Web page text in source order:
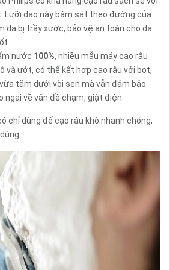
Lưỡi dao này bám sát theo đường của
da bị trầy xước, bảo vệ an toàn cho da
nước 100%, nhiều mẫu máy cạo râu
và ướt, có thể kết hợp cạo râu với bọt,
tắm dưới vòi sen mà vẫn đảm bảo
ngại về vấn đề chạm, giật điện.
chỉ dùng để cạo râu khô nhanh chóng,